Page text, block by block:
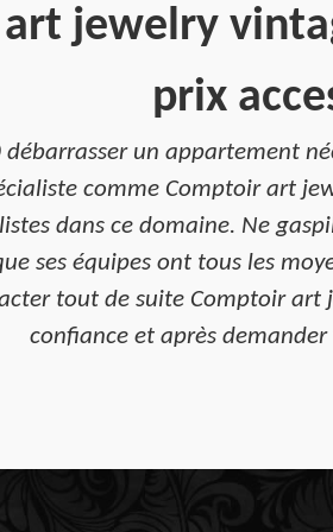
jewelry
prix
un appartement
comme Comptoir art
dans ce domaine. Ne
ses équipes ont tous les
tout de suite Comptoir
confiance et après